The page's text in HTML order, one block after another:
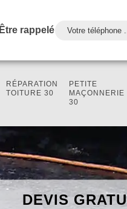
Être rappelé
RÉPARATION
TOITURE 30
PETITE
MAÇONNERIE
30
DEVIS